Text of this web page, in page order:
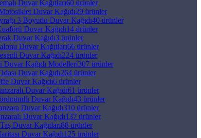
Duvar Kağıtları60 ürünler
Duvar Kağıdı29 ürünler
3 Boyutlu Duvar Kağıdı40 ürünler
Duvar Kağıdı14 ürünler
Duvar Kağıdı3 ürünler
Duvar Kağıtları66 ürünler
Duvar Kağıdı224 ürünler
Duvar Kağıdı Modelleri307 ürünler
Duvar Kağıdı264 ürünler
Duvar Kağıdı6 ürünler
Duvar Kağıdı61 ürünler
Duvar Kağıdı43 ürünler
Duvar Kağıdı310 ürünler
Duvar Kağıdı137 ürünler
Duvar Kağıtları88 ürünler
Duvar Kağıdı125 ürünler